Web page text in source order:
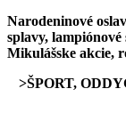
Narodeninové
splavy,
Mikulášske akcie,
>ŠPORT,